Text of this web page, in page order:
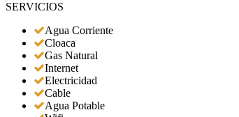
SERVICIOS
Agua Corriente
Cloaca
Gas Natural
Internet
Electricidad
Cable
Agua Potable